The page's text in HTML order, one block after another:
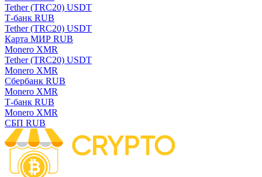
Tether (TRC20) USDT
Т-банк RUB
Tether (TRC20) USDT
Карта МИР RUB
Monero XMR
Tether (TRC20) USDT
Monero XMR
Сбербанк RUB
Monero XMR
Т-банк RUB
Monero XMR
СБП RUB